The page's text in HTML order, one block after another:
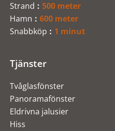
Strand
500 meter
Hamn
600 meter
Snabbköp
1 minut
Tjänster
Tvåglasfönster
Panoramafönster
Eldrivna jalusier
Hiss